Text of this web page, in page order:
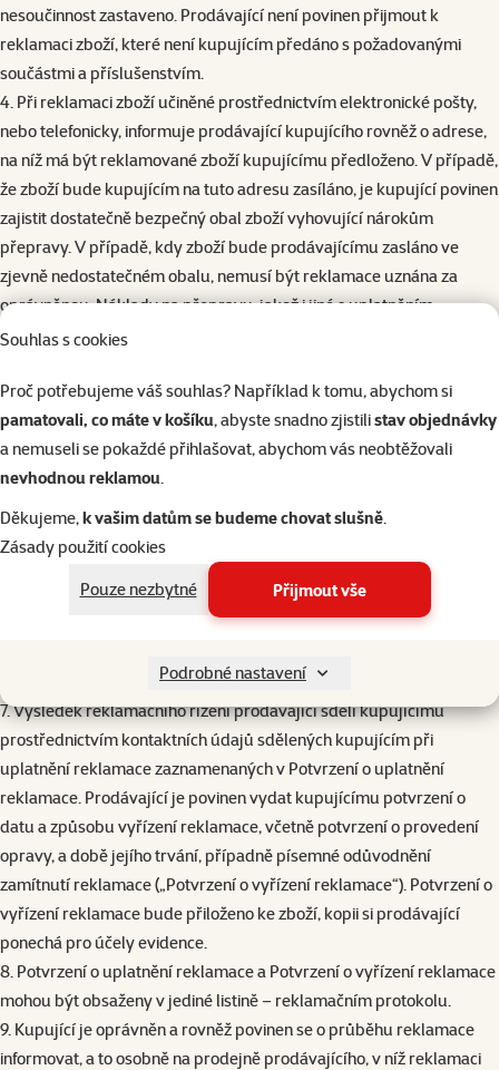
Souhlas s cookies
Proč potřebujeme váš souhlas? Například k tomu, abychom si
pamatovali, co máte v košíku, abyste snadno zjistilistav objednávky
a nemuseli se pokaždé přihlašovat, abychom vás neobtěžovali
nevhodnou reklamou.
Děkujeme,k vašim datům se budeme chovat slušně.
Zásady použití cookies
Pouze nezbytné
Přijmout vše
Podrobné nastavení
nesoučinnost zastaveno. Prodávající není povinen přijmout k
reklamaci zboží, které není kupujícím předáno s požadovanými
součástmi a příslušenstvím.
4. Při reklamaci zboží učiněné prostřednictvím elektronické pošty,
nebo telefonicky, informuje prodávající kupujícího rovněž o adrese,
na níž má být reklamované zboží kupujícímu předloženo. V případě,
že zboží bude kupujícím na tuto adresu zasíláno, je kupující povinen
zajistit dostatečně bezpečný obal zboží vyhovující nárokům
přepravy. V případě, kdy zboží bude prodávajícímu zasláno ve
zjevně nedostatečném obalu, nemusí být reklamace uznána za
oprávněnou. Náklady na přepravu, jakož i jiné s uplatněním
reklamace související náklady, hradí kupující sám. V případě
náhradu nákladů účelně vynaložených při uplatnění reklamace
(kupř. poštovné, náklady na přepravu).
5. Po obdržení reklamace prodávající – je-li to v závislosti na druhu
zboží, charakteru a rozsahu vady možné - informuje kupujícího o
následném postupu, přibližném datu ukončení reklamačního řízení,
případně o předpokládaném výsledku reklamačního řízení.
6. Reklamace včetně odstranění vady musí být vyřízena a kupující o
tom musí být informován nejpozději do 30 dnů ode dne uplatnění
reklamace, pokud se prodávající s kupujícím nedohodne na delší
kupní smlouvy nebo požadovat přiměřenou slevu z kupní ceny.
7. Výsledek reklamačního řízení prodávající sdělí kupujícímu
prostřednictvím kontaktních údajů sdělených kupujícím při
uplatnění reklamace zaznamenaných v Potvrzení o uplatnění
reklamace. Prodávající je povinen vydat kupujícímu potvrzení o
datu a způsobu vyřízení reklamace, včetně potvrzení o provedení
opravy, a době jejího trvání, případně písemné odůvodnění
zamítnutí reklamace („Potvrzení o vyřízení reklamace“). Potvrzení o
vyřízení reklamace bude přiloženo ke zboží, kopii si prodávající
ponechá pro účely evidence.
8. Potvrzení o uplatnění reklamace a Potvrzení o vyřízení reklamace
mohou být obsaženy v jediné listině – reklamačním protokolu.
9. Kupující je oprávněn a rovněž povinen se o průběhu reklamace
informovat, a to osobně na prodejně prodávajícího, v níž reklamaci